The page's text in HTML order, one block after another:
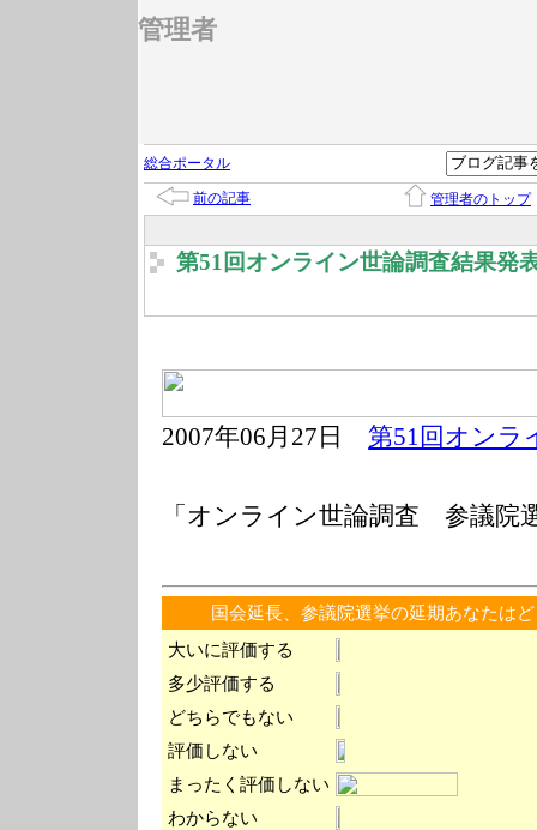
管理者
総合ポータル
前の記事 管理者のトップ
第51回オンライン世論調査結果発
2007年06月27 日第51回オンラ
「オンライン世論調査 参議
国会延長、参議院選挙の延期あなたは
大いに評価する
多少評価する
どちらでもない
評価しない
まったく評価しない
わからない